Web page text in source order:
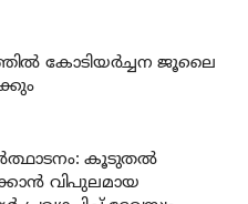
കോടിയര്‍ച്ചന ജൂലൈ
കൂടുതല്‍
വിപുലമായ